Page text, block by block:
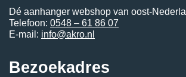
Dé aanhanger webshop van oost-
Telefoon: 0548 – 61 86 07
E-mail: info@akro.nl
Bezoekadres